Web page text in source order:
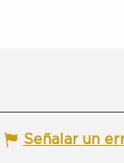
Señalar un